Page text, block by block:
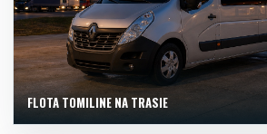
FLOTA TOMILINE NA TRASIE